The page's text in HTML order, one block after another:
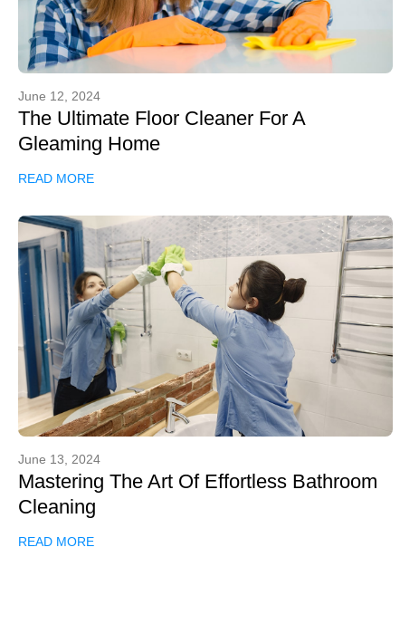
June 12, 2024
The Ultimate Floor Cleaner For A
Gleaming Home
READ MORE
June 13, 2024
Mastering The Art Of Effortless Bathroom
Cleaning
READ MORE